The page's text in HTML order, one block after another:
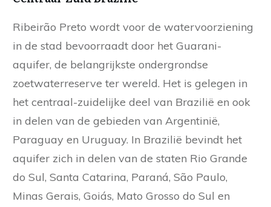
Ribeirão Preto wordt voor de watervoorziening
in de stad bevoorraadt door het Guarani-
aquifer, de belangrijkste ondergrondse
zoetwaterreserve ter wereld. Het is gelegen in
het centraal-zuidelijke deel van Brazilië en ook
in delen van de gebieden van Argentinië,
Paraguay en Uruguay. In Brazilië bevindt het
aquifer zich in delen van de staten Rio Grande
do Sul, Santa Catarina, Paraná, São Paulo,
Minas Gerais, Goiás, Mato Grosso do Sul en